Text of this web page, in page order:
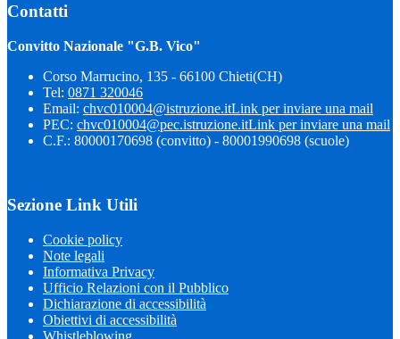
Contatti
Convitto Nazionale "G.B. Vico"
Corso Marrucino, 135 - 66100 Chieti(CH)
Tel: 0871 320046
Email: chvc010004@istruzione.itLink per inviare una mail
PEC: chvc010004@pec.istruzione.itLink per inviare una mail
C.F.: 80000170698 (convitto) - 80001990698 (scuole)
Sezione Link Utili
Cookie policy
Note legali
Informativa Privacy
Ufficio Relazioni con il Pubblico
Dichiarazione di accessibilità
Obiettivi di accessibilità
Whistleblowing